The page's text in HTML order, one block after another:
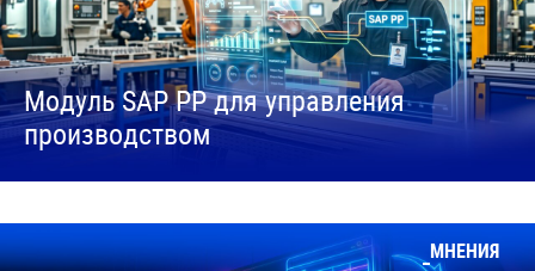
Модуль SAP PP для управления
производством
МНЕНИЯ